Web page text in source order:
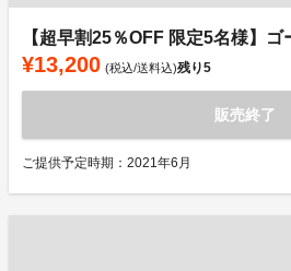
【超早割25％OFF 限定5名様】ゴ
¥13,200 (税込/送料込)残り5
販売終了
ご提供予定時期：2021年6月